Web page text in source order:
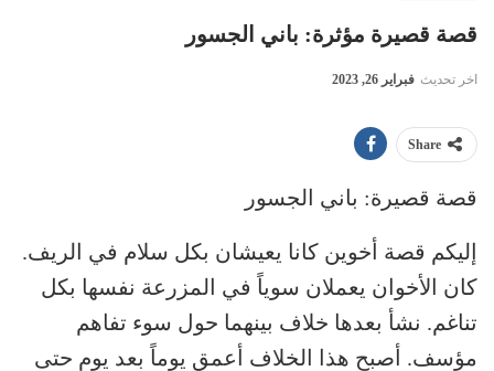
قصة قصيرة مؤثرة: باني الجسور
اخر تحديث فبراير 26, 2023
Share
قصة قصيرة: باني الجسور
إليكم قصة أخوين كانا يعيشان بكل سلام في الريف.
كان الأخوان يعملان سوياً في المزرعة نفسها بكل
تناغم. نشأ بعدها خلاف بينهما حول سوء تفاهم
مؤسف. أصبح هذا الخلاف أعمق يوماً بعد يوم حتى